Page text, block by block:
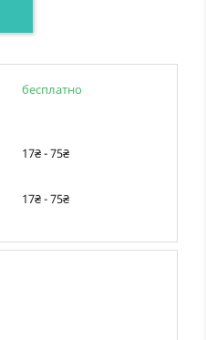
бесплатно
17₴ - 75₴
17₴ - 75₴